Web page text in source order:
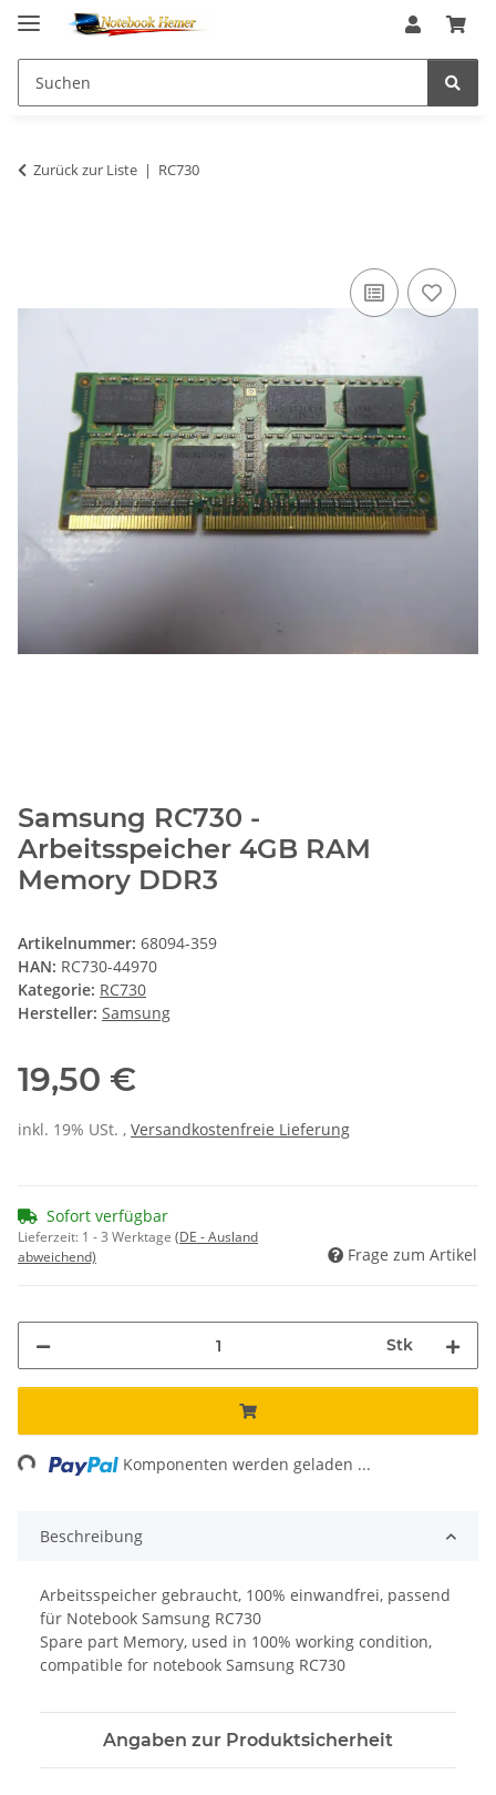
Zurück zur Liste RC730
Samsung RC730 -
Arbeitsspeicher 4GB RAM
Memory DDR3
Artikelnummer: 68094-359
HAN: RC730-44970
Kategorie: RC730
Hersteller: Samsung
19,50 €
inkl. 19% USt. , Versandkostenfreie Lieferung
Sofort verfügbar
Lieferzeit: 1 - 3 Werktage (DE - Ausland
abweichend)
Frage zum Artikel
Stk
Komponenten werden geladen ...
Beschreibung
Arbeitsspeicher gebraucht, 100% einwandfrei, passend
für Notebook Samsung RC730
Spare part Memory, used in 100% working condition,
compatible for notebook Samsung RC730
Angaben zur Produktsicherheit